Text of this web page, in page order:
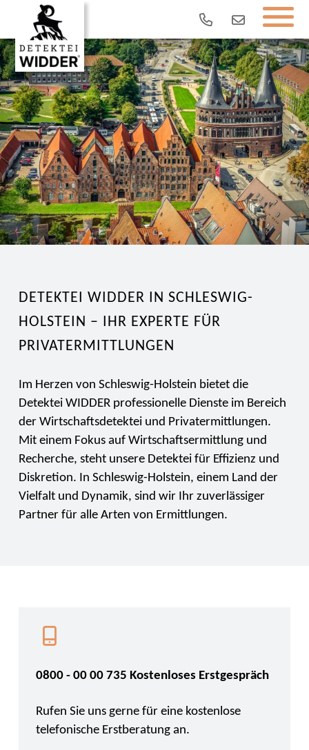
DETEKTEI WIDDER IN SCHLESWIG-
HOLSTEIN – IHR EXPERTE FÜR
PRIVATERMITTLUNGEN
Im Herzen von Schleswig-Holstein bietet die
Detektei WIDDER professionelle Dienste im Bereich
der Wirtschaftsdetektei und Privatermittlungen.
Mit einem Fokus auf Wirtschaftsermittlung und
Recherche, steht unsere Detektei für Effizienz und
Diskretion. In Schleswig-Holstein, einem Land der
Vielfalt und Dynamik, sind wir Ihr zuverlässiger
Partner für alle Arten von Ermittlungen.
0800 - 00 00 735 Kostenloses Erstgespräch
Rufen Sie uns gerne für eine kostenlose
telefonische Erstberatung an.